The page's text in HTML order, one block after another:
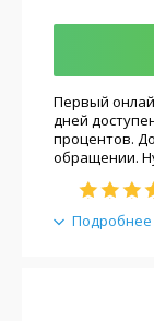
Подробнее
Первый
дней
процентов.
обращении.